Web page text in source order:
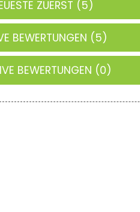
ZUERST (5)
BEWERTUNGEN (5)
BEWERTUNGEN (0)